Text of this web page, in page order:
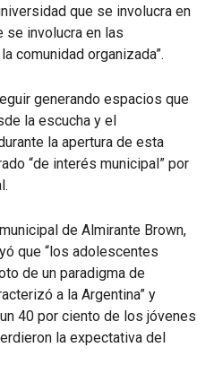
que se involucra en
se involucra en las
comunidad organizada”.
generando espacios que
la escucha y el
la apertura de esta
“de interés municipal” por
de Almirante Brown,
que “los adolescentes
de un paradigma de
a la Argentina” y
40 por ciento de los jóvenes
la expectativa del